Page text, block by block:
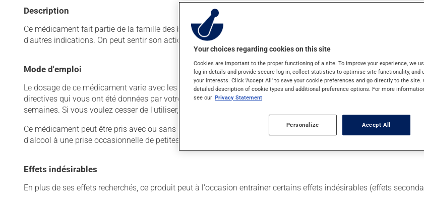
Description
Ce médicament fait partie de la famille des benzodiazépines. Habituellement, on l'utilise pour combattre la
d'autres indications. On peut sentir son action en moins d'une heure.
Mode d'emploi
Le dosage de ce médicament varie avec les raisons pour lesquelles on l'utilise. Selon les circonstances, il peut
directives qui vous ont été données par votre professionnel(le) de la santé. Il est déconseillé de cesser
semaines. Si vous voulez cesser de l'utiliser, discutez-en avec votre pharmacien.
Ce médicament peut être pris avec ou sans nourriture, sans égard aux repas ou aux collations. La prise
d'alcool à une prise occasionnelle de petites quantités.
Effets indésirables
En plus de ses effets recherchés, ce produit peut à l'occasion entraîner certains effets indésirables (effets
Your choices regarding cookies on this site
Cookies are important to the proper functioning of a site. To improve your experience, we
log-in details and provide secure log-in, collect statistics to optimise site functionality, and
your interests. Click 'Accept All' to save your cookie preferences and go directly to the site.
detailed description of cookie types and additional preference options. For more
see our Privacy Statement
Personalize Accept All